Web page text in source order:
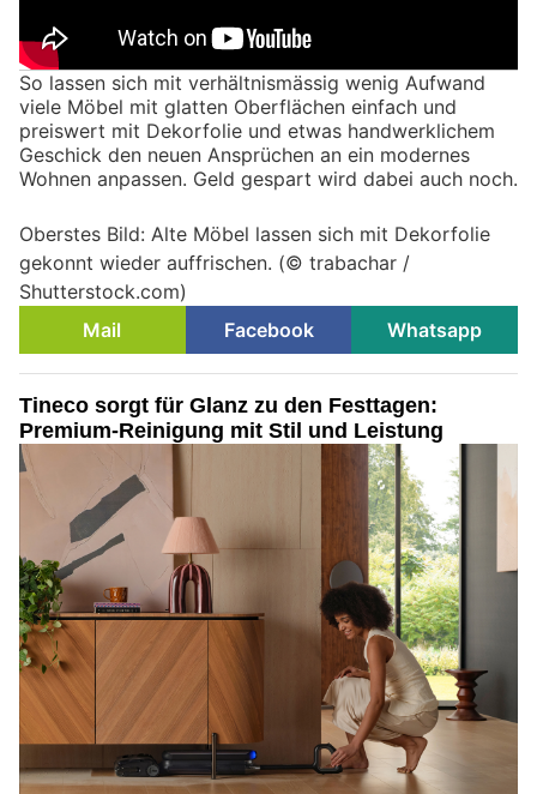
So lassen sich mit verhältnismässig wenig Aufwand
viele Möbel mit glatten Oberflächen einfach und
preiswert mit Dekorfolie und etwas handwerklichem
Geschick den neuen Ansprüchen an ein modernes
Wohnen anpassen. Geld gespart wird dabei auch noch.
Oberstes Bild: Alte Möbel lassen sich mit Dekorfolie
gekonnt wieder auffrischen. (© trabachar /
Shutterstock.com)
Mail
Facebook Whatsapp
Tineco sorgt für Glanz zu den Festtagen:
Premium-Reinigung mit Stil und Leistung